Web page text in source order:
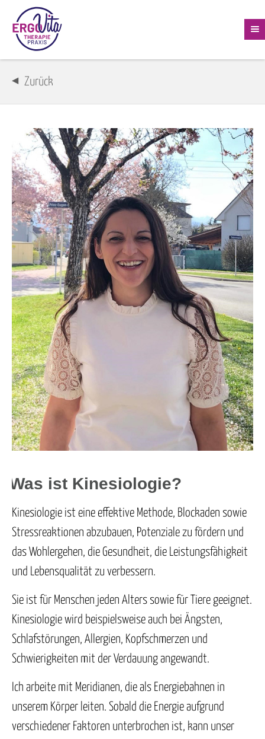
Zurück
Was ist Kinesiologie?
Kinesiologie ist eine effektive Methode, Blockaden sowie
Stressreaktionen abzubauen, Potenziale zu fördern und
das Wohlergehen, die Gesundheit, die Leistungsfähigkeit
und Lebensqualität zu verbessern.
Sie ist für Menschen jeden Alters sowie für Tiere geeignet.
Kinesiologie wird beispielsweise auch bei Ängsten,
Schlafstörungen, Allergien, Kopfschmerzen und
Schwierigkeiten mit der Verdauung angewandt.
Ich arbeite mit Meridianen, die als Energiebahnen in
unserem Körper leiten. Sobald die Energie aufgrund
verschiedener Faktoren unterbrochen ist, kann unser